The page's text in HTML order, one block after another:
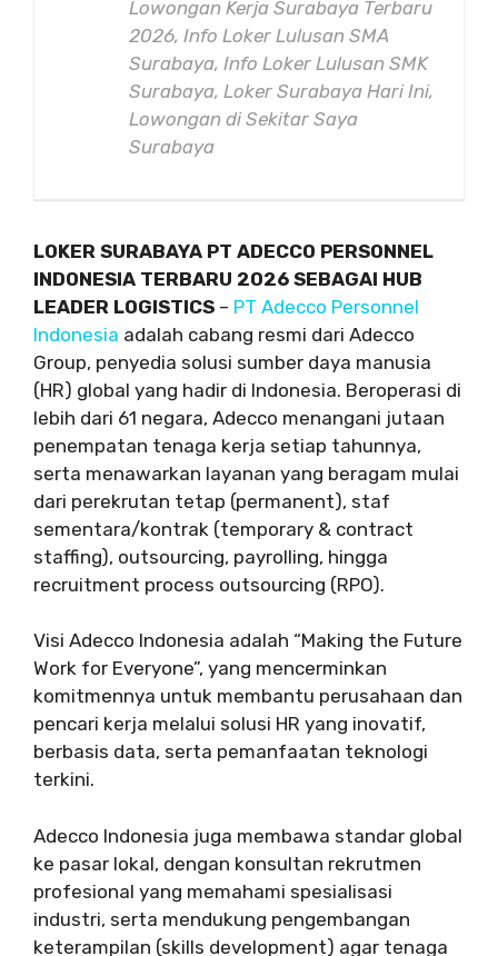
Lowongan Kerja Surabaya Terbaru
2026, Info Loker Lulusan SMA
Surabaya, Info Loker Lulusan SMK
Surabaya, Loker Surabaya Hari Ini,
Lowongan di Sekitar Saya
Surabaya
LOKER SURABAYA PT ADECCO PERSONNEL
INDONESIA TERBARU 2026 SEBAGAI HUB
LEADER LOGISTICS – PT Adecco Personnel
Indonesia adalah cabang resmi dari Adecco
Group, penyedia solusi sumber daya manusia
(HR) global yang hadir di Indonesia. Beroperasi di
lebih dari 61 negara, Adecco menangani jutaan
penempatan tenaga kerja setiap tahunnya,
serta menawarkan layanan yang beragam mulai
dari perekrutan tetap (permanent), staf
sementara/kontrak (temporary & contract
staffing), outsourcing, payrolling, hingga
recruitment process outsourcing (RPO).
Visi Adecco Indonesia adalah “Making the Future
Work for Everyone”, yang mencerminkan
komitmennya untuk membantu perusahaan dan
pencari kerja melalui solusi HR yang inovatif,
berbasis data, serta pemanfaatan teknologi
terkini.
Adecco Indonesia juga membawa standar global
ke pasar lokal, dengan konsultan rekrutmen
profesional yang memahami spesialisasi
industri, serta mendukung pengembangan
keterampilan (skills development) agar tenaga